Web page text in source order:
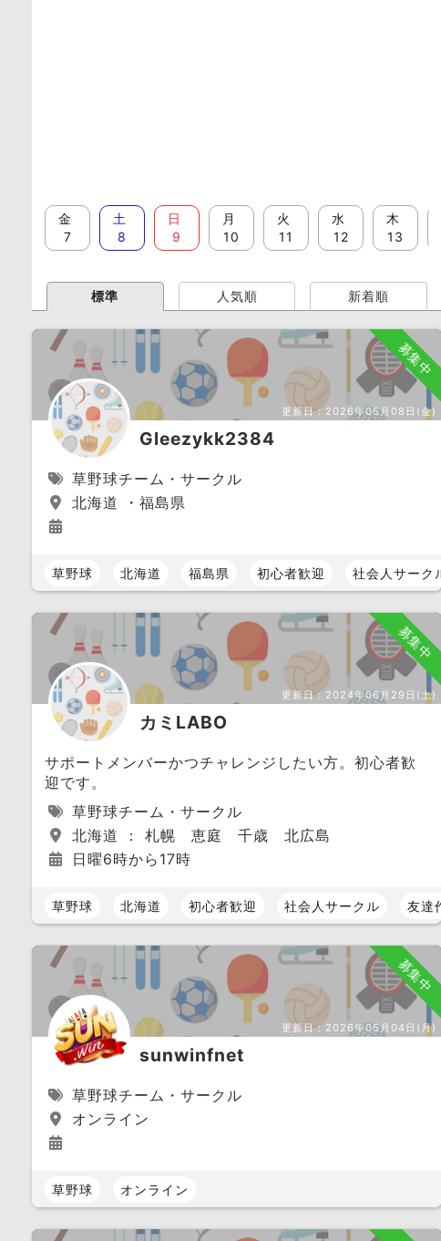
金
7
土
8
日
9
月
10
火
11
水
12
木
13
標準 人気順 新着順
募集中
更新日： 2026年05月08日(金)
Gleezykk2384
草野球チーム・サークル
北海道 ・福島県
草野球 北海道 福島県 初心者歓迎 社会人サークル
募集中
更新日： 2024年06月29日(土)
カミLABO
サポートメンバーかつチャレンジしたい方。初心者歓
迎です。
草野球チーム・サークル
北海道 ： 札幌 恵庭 千歳 北広島
日曜6時から17時
草野球 北海道 初心者歓迎 社会人サークル 友達
募集中
更新日： 2026年05月04日(月)
sunwinfnet
草野球チーム・サークル
オンライン
草野球 オンライン